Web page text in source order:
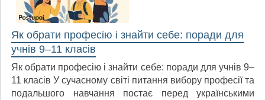
Як обрати професію і знайти себе: поради для
учнів 9–11 класів
Як обрати професію і знайти себе: поради для учнів 9–
11 класів У сучасному світі питання вибору професії та
подальшого навчання постає перед українськими